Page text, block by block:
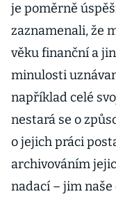
je poměrně
zaznamenali, že
věku finanční a
minulosti
například celé
nestará se o
o jejich práci
archivováním
nadací – jim